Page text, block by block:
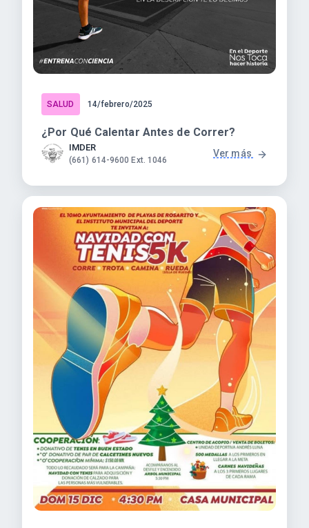
SALUD 14/febrero/2025
¿Por Qué Calentar Antes de Correr?
IMDER
(661) 614-9600 Ext. 1046
Ver más